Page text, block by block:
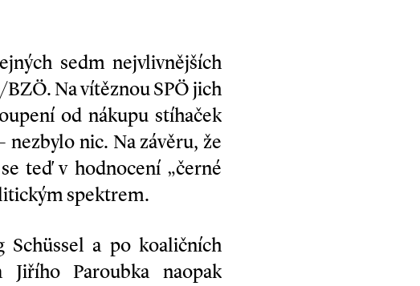
sedm nejvlivnějších
Na vítěznou SPÖ jich
od nákupu stíhaček
nic. Na závěru, že
teď v hodnocení „černé
spektrem.
Schüssel a po koaličních
Paroubka naopak